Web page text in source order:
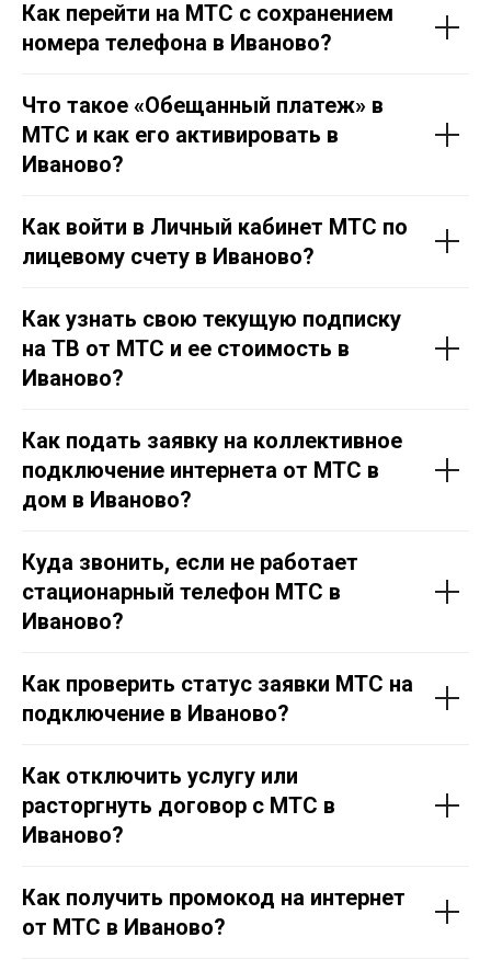
Как перейти на МТС с сохранением
номера телефона в Иваново?
Что такое «Обещанный платеж» в
МТС и как его активировать в
Иваново?
Как войти в Личный кабинет МТС по
лицевому счету в Иваново?
Как узнать свою текущую подписку
на ТВ от МТС и ее стоимость в
Иваново?
Как подать заявку на коллективное
подключение интернета от МТС в
дом в Иваново?
Куда звонить, если не работает
стационарный телефон МТС в
Иваново?
Как проверить статус заявки МТС на
подключение в Иваново?
Как отключить услугу или
расторгнуть договор с МТС в
Иваново?
Как получить промокод на интернет
от МТС в Иваново?